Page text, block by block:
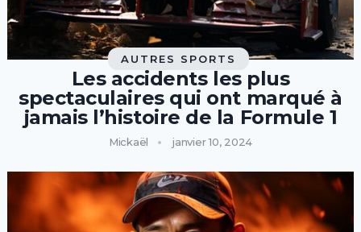
AUTRES SPORTS
Les accidents les plus
spectaculaires qui ont marqué à
jamais l’histoire de la Formule 1
Mickaël janvier 10, 2024